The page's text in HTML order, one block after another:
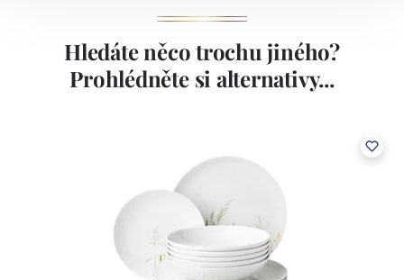
Hledáte něco trochu jiného?
Prohlédněte si alternativy...